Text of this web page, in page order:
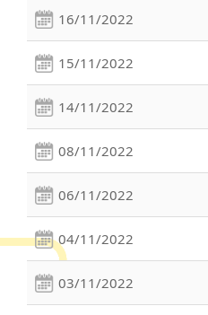
16/11/2022
15/11/2022
14/11/2022
08/11/2022
06/11/2022
04/11/2022
03/11/2022